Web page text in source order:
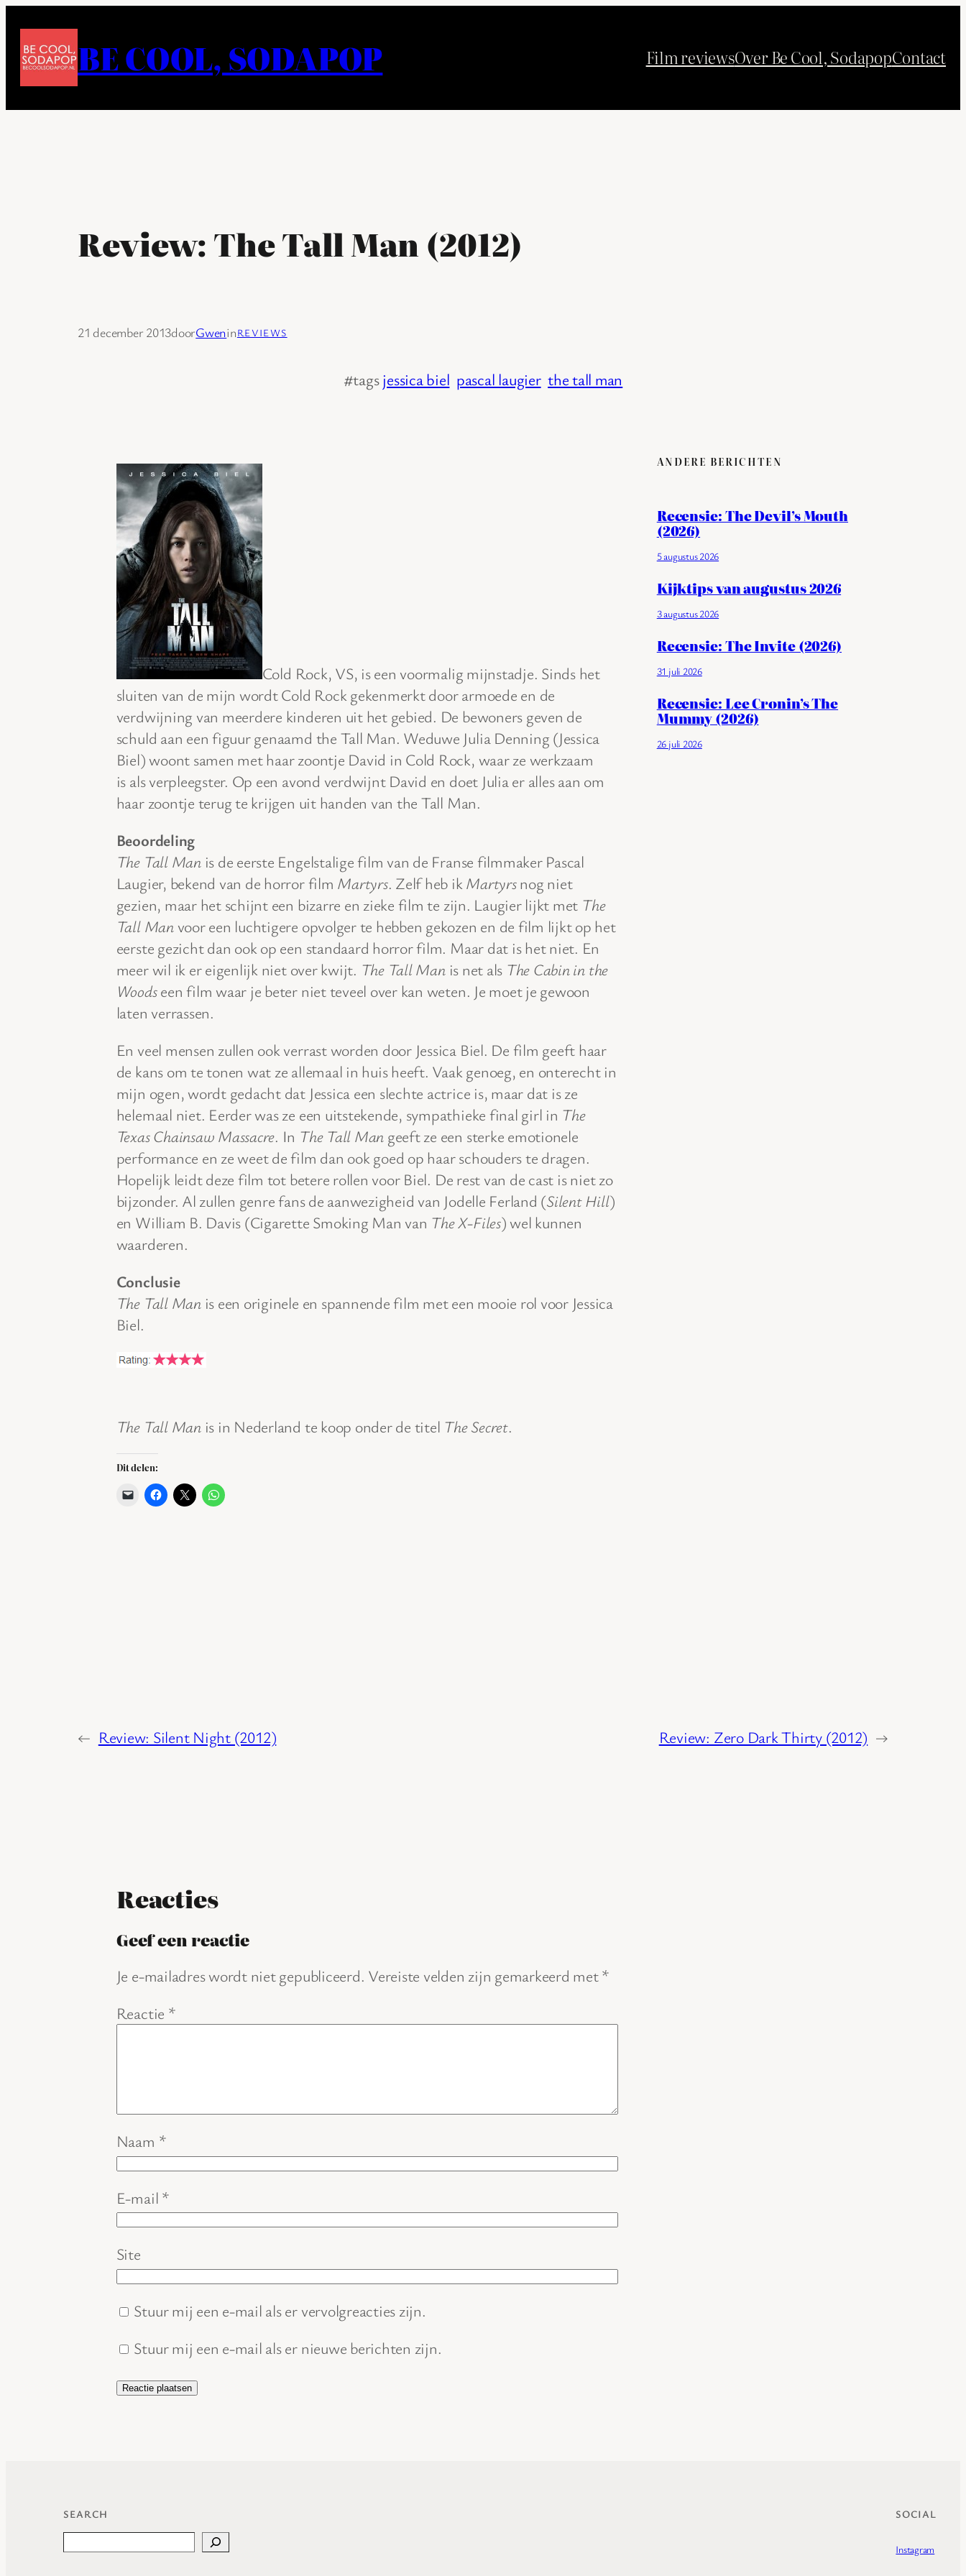
de
BE COOL, SODAPOP Film reviewsOver Be Cool, SodapopContact
Review: The Tall Man (2012)
21 december 2013doorGweninREVIEWS
#tagsjessica biel pascal laugier the tall man
Cold Rock, VS, is een voormalig mijnstadje. Sinds het
sluiten van de mijn wordt Cold Rock gekenmerkt door armoede en de
verdwijning van meerdere kinderen uit het gebied. De bewoners geven de
schuld aan een figuur genaamd the Tall Man. Weduwe Julia Denning (Jessica
Biel) woont samen met haar zoontje David in Cold Rock, waar ze werkzaam
is als verpleegster. Op een avond verdwijnt David en doet Julia er alles aan om
haar zoontje terug te krijgen uit handen van the Tall Man.
Beoordeling
The Tall Manis de eerste Engelstalige film van de Franse filmmaker Pascal
Laugier, bekend van de horror film Martyrs. Zelf heb ikMartyrsnog niet
gezien, maar het schijnt een bizarre en zieke film te zijn. Laugier lijkt met The
Tall Manvoor een luchtigere opvolger te hebben gekozen en de film lijkt op het
eerste gezicht dan ook op een standaard horror film. Maar dat is het niet. En
meer wil ik er eigenlijk niet over kwijt. The Tall Manis net als The Cabin in the
Woodseen film waar je beter niet teveel over kan weten. Je moet je gewoon
laten verrassen.
En veel mensen zullen ook verrast worden door Jessica Biel. De film geeft haar
de kans om te tonen wat ze allemaal in huis heeft. Vaak genoeg, en onterecht in
mijn ogen, wordt gedacht dat Jessica een slechte actrice is, maar dat is ze
helemaal niet. Eerder was ze een uitstekende, sympathieke final girl in The
Texas Chainsaw Massacre. In The Tall Man geeft ze een sterke emotionele
performance en ze weet de film dan ook goed op haar schouders te dragen.
Hopelijk leidt deze film tot betere rollen voor Biel. De rest van de cast is niet zo
bijzonder. Al zullen genre fans de aanwezigheid van Jodelle Ferland (Silent Hill)
en William B. Davis (Cigarette Smoking Man van The X-Files) wel kunnen
waarderen.
Conclusie
The Tall Manis een originele en spannende film met een mooie rol voor Jessica
Biel.
The Tall Manis in Nederland te koop onder de titel The Secret.
Dit delen:
ANDERE BERICHTEN
Recensie: The Devil’s Mouth
(2026)
5 augustus 2026
Kijktips van augustus 2026
3 augustus 2026
Recensie: The Invite (2026)
31 juli 2026
Recensie: Lee Cronin’s The
Mummy (2026)
26 juli 2026
← Review: Silent Night (2012) Review: Zero Dark Thirty (2012) →
Reacties
Geef een reactie
Je e-mailadres wordt niet gepubliceerd. Vereiste velden zijn gemarkeerd met*
Reactie *
Naam *
E-mail *
Site
Stuur mij een e-mail als er vervolgreacties zijn.
Stuur mij een e-mail als er nieuwe berichten zijn.
SEARCH SOCIAL
Instagram